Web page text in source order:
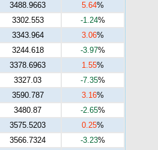
3488.9663 5.64%
3302.553 -1.24%
3343.964 3.06%
3244.618 -3.97%
3378.6963 1.55%
3327.03 -7.35%
3590.787 3.16%
3480.87 -2.65%
3575.5203 0.25%
3566.7324 -3.23%